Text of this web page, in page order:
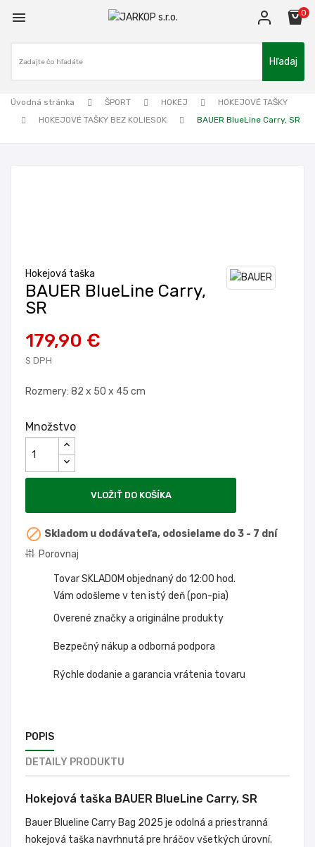
 0
Hľadaj
Úvodná stránka ŠPORT HOKEJ
HOKEJOVÉ TAŠKY
HOKEJOVÉ TAŠKY BEZ KOLIESOK
BAUER BlueLine Carry, SR
Hokejová taška
BAUER BlueLine Carry,
SR
179,90 €
S DPH
Rozmery: 82 x 50 x 45 cm
Množstvo
VLOŽIŤ DO KOŠÍKA
 Skladom u dodávateľa, odosielame do 3 - 7 dní
Porovnaj
Tovar SKLADOM objednaný do 12:00 hod.
Vám odošleme v ten istý deň (pon-pia)
Overené značky a originálne produkty
Bezpečný nákup a odborná podpora
Rýchle dodanie a garancia vrátenia tovaru
POPIS
DETAILY PRODUKTU
Hokejová taška BAUER BlueLine Carry, SR
Bauer Blueline Carry Bag 2025 je odolná a priestranná
hokejová taška navrhnutá pre hráčov všetkých úrovní.